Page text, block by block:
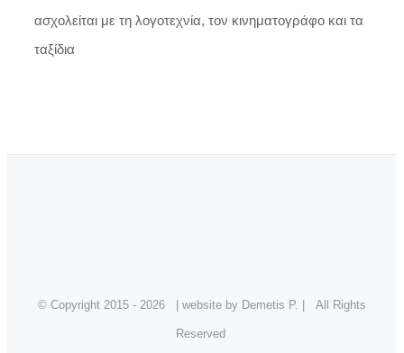
ασχολείται με τη λογοτεχνία, τον κινηματογράφο και τα
ταξίδια
© Copyright 2015 - 2026 | website by Demetis P. | All Rights
Reserved